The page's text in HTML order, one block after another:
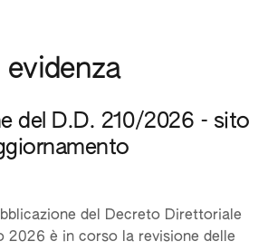
del D.D. 210/2026 - sito
del Decreto Direttoriale
2026 è in corso la revisione delle